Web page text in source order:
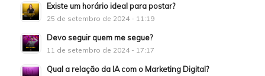
Existe um horário ideal para postar?
25 de setembro de 2024 - 11:19
Devo seguir quem me segue?
11 de setembro de 2024 - 17:17
Qual a relação da IA com o Marketing Digital?